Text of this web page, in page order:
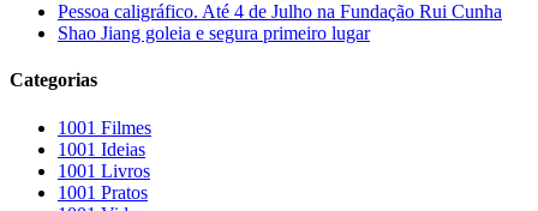
Pessoa caligráfico. Até 4 de Julho na Fundação Rui Cunha
Shao Jiang goleia e segura primeiro lugar
Categorias
1001 Filmes
1001 Ideias
1001 Livros
1001 Pratos